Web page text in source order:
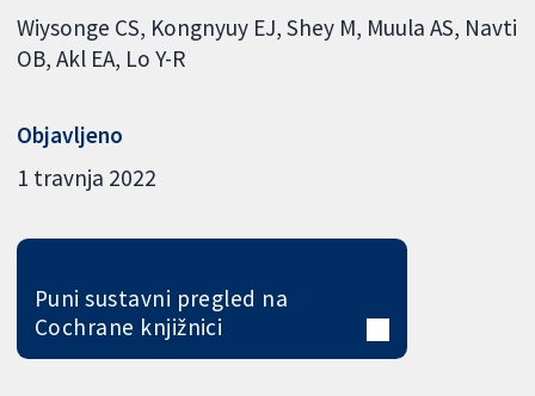
Wiysonge CS Kongnyuy EJ Shey M Muula AS Navti
OB Akl EA Lo Y-R
Objavljeno
1 travnja 2022
Puni sustavni pregled na
Cochrane knjižnici